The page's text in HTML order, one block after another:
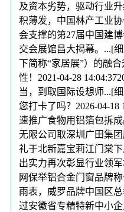
及资本劣势，驱动行业升
积薄发，中国林产工业
会支撑的第27届中国建
交会展馆昌大揭幕。...[
下简称“家居展”）的融
性！2021-04-28
当，到取国际设想师...[
您打卡了吗？2026-04-18
速推广食物用铝箔包拆
无限公司取深圳广田集
礼于北新嘉宝莉江门棠
出实力再次彰显行业领
网保举铝合金门窗品牌
雨表，威罗品牌中国区
过安徽省专精特新中小